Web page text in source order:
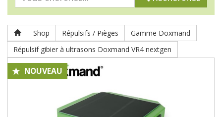
Shop Répulsifs / Pièges
Gamme Doxmand
Répulsif gibier à ultrasons Doxmand VR4 nextgen
NOUVEAU